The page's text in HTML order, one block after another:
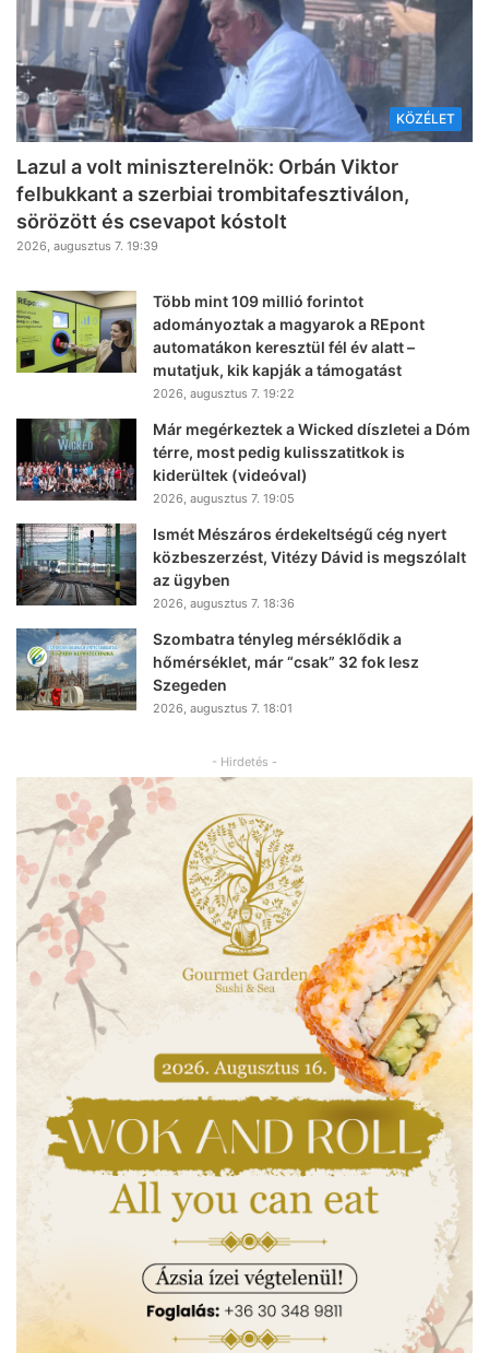
KÖZÉLET
Lazul a volt miniszterelnök: Orbán Viktor
felbukkant a szerbiai trombitafesztiválon,
sörözött és csevapot kóstolt
2026, augusztus 7. 19:39
Több mint 109 millió forintot
adományoztak a magyarok a REpont
automatákon keresztül fél év alatt –
mutatjuk, kik kapják a támogatást
2026, augusztus 7. 19:22
Már megérkeztek a Wicked díszletei a Dóm
térre, most pedig kulisszatitkok is
kiderültek (videóval)
2026, augusztus 7. 19:05
Ismét Mészáros érdekeltségű cég nyert
közbeszerzést, Vitézy Dávid is megszólalt
az ügyben
2026, augusztus 7. 18:36
Szombatra tényleg mérséklődik a
hőmérséklet, már “csak” 32 fok lesz
Szegeden
2026, augusztus 7. 18:01
- Hirdetés -